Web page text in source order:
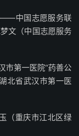
——中国志愿服务联
文（中国志愿服务
市第一医院“药善公
北省武汉市第一医
（重庆市江北区绿